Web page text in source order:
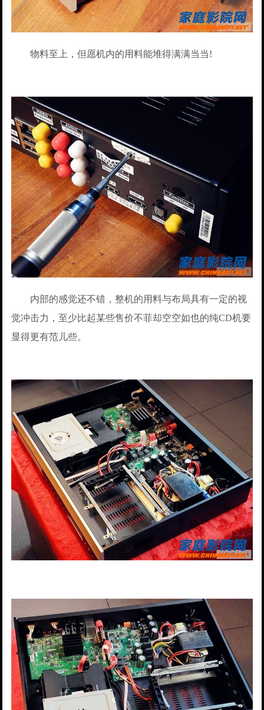
物料至上，但愿机内的用料能堆得满满当当!
内部的感觉还不错，整机的用料与布局具有一定的视
觉冲击力，至少比起某些售价不菲却空空如也的纯CD机要
显得更有范儿些。